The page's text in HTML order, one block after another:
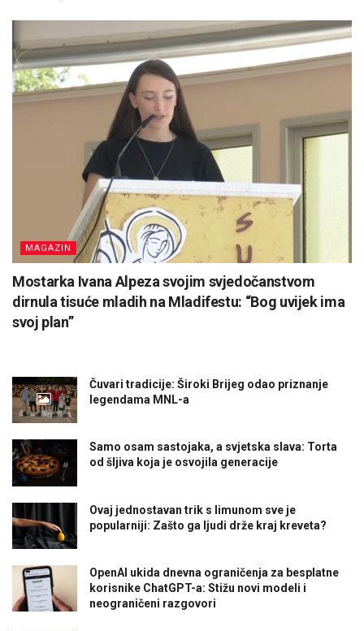
MAGAZIN
Mostarka Ivana Alpeza svojim svjedočanstvom
dirnula tisuće mladih na Mladifestu: “Bog uvijek ima
svoj plan”
Čuvari tradicije: Široki Brijeg odao priznanje
legendama MNL-a
Samo osam sastojaka, a svjetska slava: Torta
od šljiva koja je osvojila generacije
Ovaj jednostavan trik s limunom sve je
popularniji: Zašto ga ljudi drže kraj kreveta?
OpenAI ukida dnevna ograničenja za besplatne
korisnike ChatGPT-a: Stižu novi modeli i
neograničeni razgovori